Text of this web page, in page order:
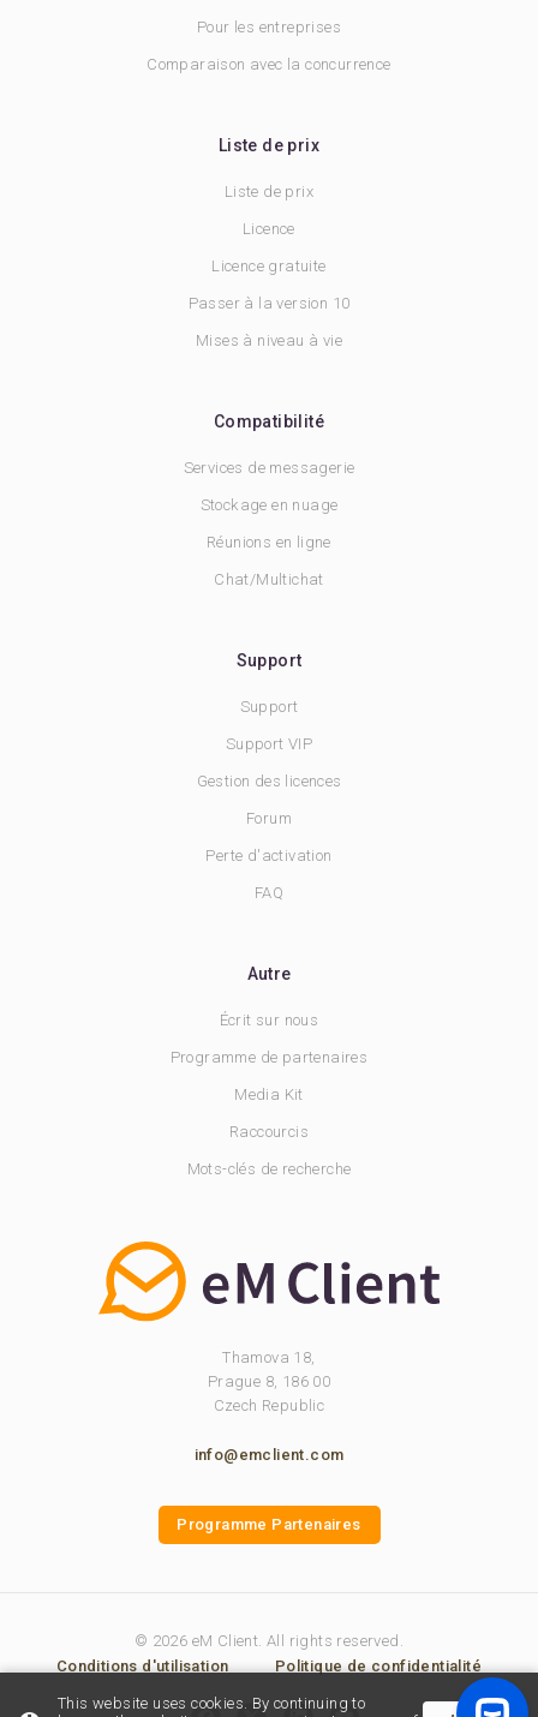
This website uses cookies. By continuing to
Pour les entreprises
Comparaison avec la concurrence
Liste de prix
Liste de prix
Licence
Licence gratuite
Passer à la version 10
Mises à niveau à vie
Compatibilité
Services de messagerie
Stockage en nuage
Réunions en ligne
Chat/Multichat
Support
Support
Support VIP
Gestion des licences
Forum
Perte d'activation
FAQ
Autre
Écrit sur nous
Programme de partenaires
Media Kit
Raccourcis
Mots-clés de recherche
Thamova 18,
Prague 8, 186 00
Czech Republic
info@emclient.com
Programme Partenaires
© 2026 eM Client. All rights reserved.
Conditions d'utilisation
Politique de confidentialité